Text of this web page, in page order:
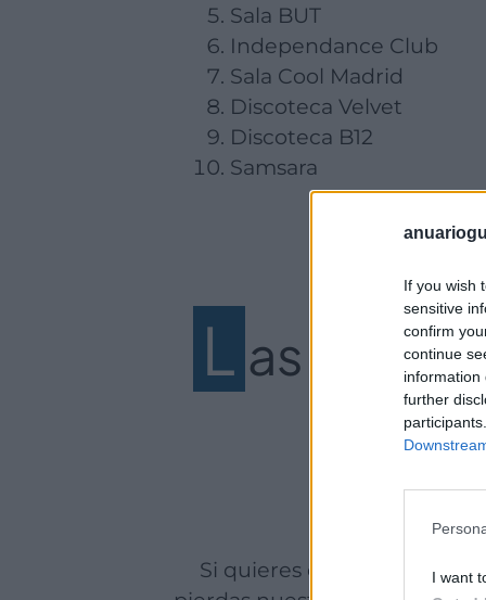
If you wish
sensitive
confirm
continue
information
further
I want
Sala BUT
Independance Club
Sala Cool Madrid
Discoteca Velvet
Discoteca B12
Samsara
L as
Si quieres estar al tanto de las discotecas que están marcando el ritmo de la noche madrileña hoy, no te